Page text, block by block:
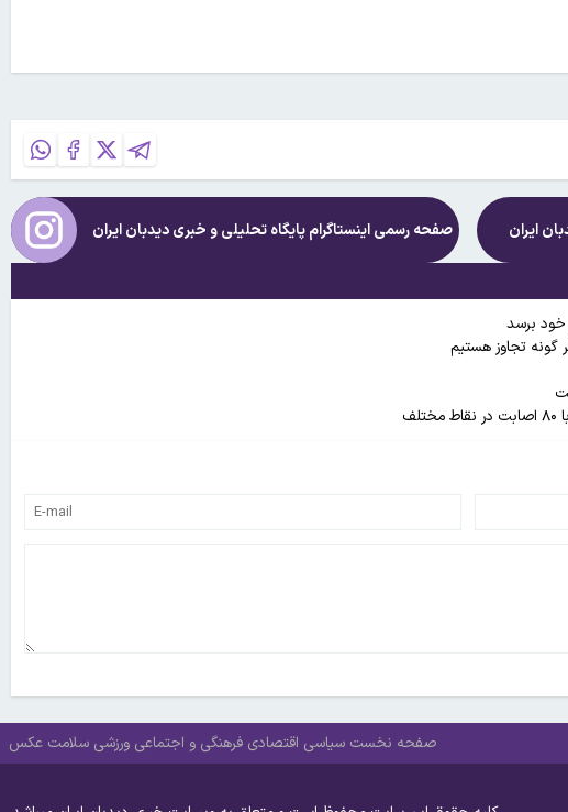
ایران صفحه رسمی اینستاگرام پایگاه تحلیلی و خبریدیدبان ایران
خود برسد
تجاوز هستیم
صفحه نخست سیاسی اقتصادی فرهنگی و اجتماعی ورزشی سلامت عکس